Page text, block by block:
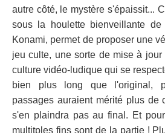
autre côté, le mystère s'épaissit...
sous la houlette bienveillante
Konami, permet de proposer une
jeu culte, une sorte de mise à
culture vidéo-ludique qui se
bien plus long que l'original,
passages auraient mérité plus de
s'en plaindra pas au final. Et
multitples fins sont de la partie !